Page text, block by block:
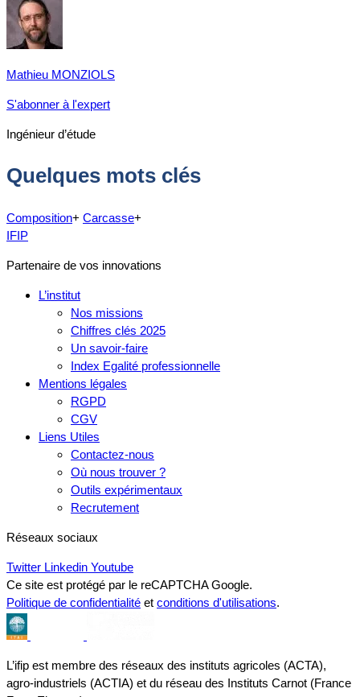
Mathieu MONZIOLS
S'abonner à l'expert
Ingénieur d’étude
Quelques mots clés
Composition+ Carcasse+
IFIP
Partenaire de vos innovations
L’institut
Nos missions
Chiffres clés 2025
Un savoir-faire
Index Egalité professionnelle
Mentions légales
RGPD
CGV
Liens Utiles
Contactez-nous
Où nous trouver ?
Outils expérimentaux
Recrutement
Réseaux sociaux
Twitter Linkedin Youtube
Ce site est protégé par le reCAPTCHA Google.
Politique de confidentialité et conditions d'utilisations.
L’ifip est membre des réseaux des instituts agricoles (ACTA),
agro-industriels (ACTIA) et du réseau des Instituts Carnot (France